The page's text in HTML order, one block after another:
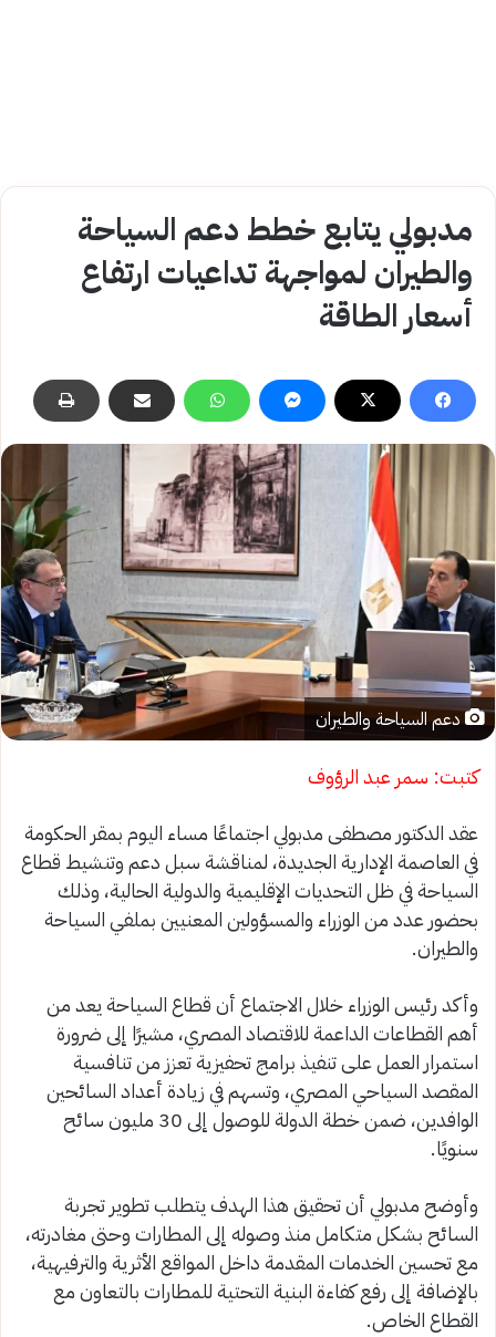
مدبولي يتابع خطط دعم السياحة
والطيران لمواجهة تداعيات ارتفاع
أسعار الطاقة
دعم السياحة والطيران
كتبت: سمر عبد الرؤوف
عقد الدكتور مصطفى مدبولي اجتماعًا مساء اليوم بمقر الحكومة
في العاصمة الإدارية الجديدة، لمناقشة سبل دعم وتنشيط قطاع
السياحة في ظل التحديات الإقليمية والدولية الحالية، وذلك
بحضور عدد من الوزراء والمسؤولين المعنيين بملفي السياحة
والطيران.
وأكد رئيس الوزراء خلال الاجتماع أن قطاع السياحة يعد من
أهم القطاعات الداعمة للاقتصاد المصري، مشيرًا إلى ضرورة
استمرار العمل على تنفيذ برامج تحفيزية تعزز من تنافسية
المقصد السياحي المصري، وتسهم في زيادة أعداد السائحين
الوافدين، ضمن خطة الدولة للوصول إلى 30 مليون سائح
سنويًا.
وأوضح مدبولي أن تحقيق هذا الهدف يتطلب تطوير تجربة
السائح بشكل متكامل منذ وصوله إلى المطارات وحتى مغادرته،
مع تحسين الخدمات المقدمة داخل المواقع الأثرية والترفيهية،
بالإضافة إلى رفع كفاءة البنية التحتية للمطارات بالتعاون مع
القطاع الخاص.